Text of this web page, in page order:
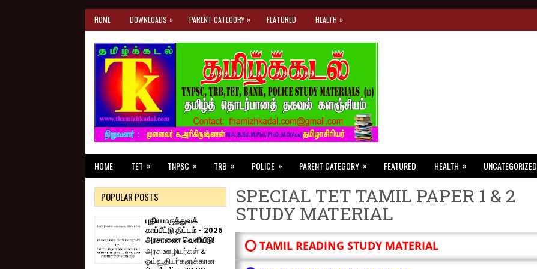
HOME DOWNLOADS » PARENT CATEGORY » FEATURED HEALTH »
HOME TET » TNPSC » TRB » POLICE » PARENT CATEGORY » FEATURED HEALTH » UNCATEGORIZED
SPECIAL TET TAMIL PAPER 1 & 2
STUDY MATERIAL
⭕ TAMIL READING STUDY MATERIAL
POPULAR POSTS
புதிய மருத்துவக்
காப்பீட்டு திட்டம் - 2026
அரசாணை வெளியீடு!
அரசு ஊழியர்கள் &
ஓய்வூதியர்களுக்கான